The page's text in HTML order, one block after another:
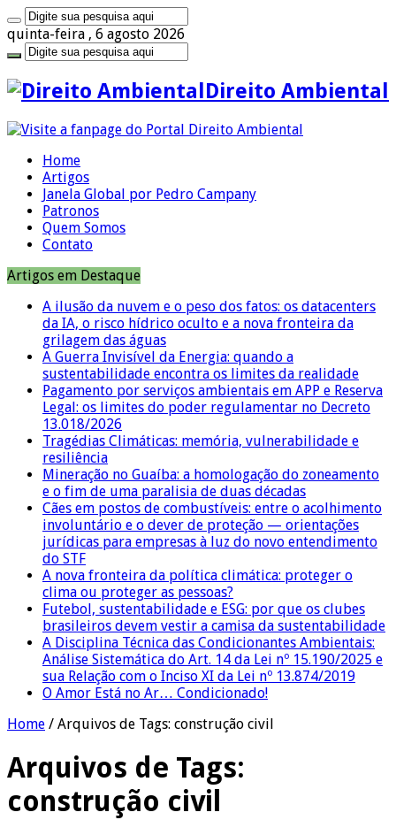
quinta-feira , 6 agosto 2026
Direito Ambiental
Home
Artigos
Janela Global por Pedro Campany
Patronos
Quem Somos
Contato
Artigos em Destaque
A ilusão da nuvem e o peso dos fatos: os datacenters
da IA, o risco hídrico oculto e a nova fronteira da
grilagem das águas
A Guerra Invisível da Energia: quando a
sustentabilidade encontra os limites da realidade
Pagamento por serviços ambientais em APP e Reserva
Legal: os limites do poder regulamentar no Decreto
13.018/2026
Tragédias Climáticas: memória, vulnerabilidade e
resiliência
Mineração no Guaíba: a homologação do zoneamento
e o fim de uma paralisia de duas décadas
Cães em postos de combustíveis: entre o acolhimento
involuntário e o dever de proteção — orientações
jurídicas para empresas à luz do novo entendimento
do STF
A nova fronteira da política climática: proteger o
clima ou proteger as pessoas?
Futebol, sustentabilidade e ESG: por que os clubes
brasileiros devem vestir a camisa da sustentabilidade
A Disciplina Técnica das Condicionantes Ambientais:
Análise Sistemática do Art. 14 da Lei nº 15.190/2025 e
sua Relação com o Inciso XI da Lei nº 13.874/2019
O Amor Está no Ar… Condicionado!
Home / Arquivos de Tags: construção civil
Arquivos de Tags:
construção civil